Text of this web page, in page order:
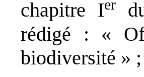
chapitre Ier
rédigé : «
biodiversité » ;